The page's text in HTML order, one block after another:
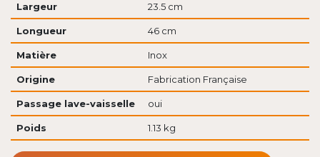
Largeur 23.5 cm
Longueur 46 cm
Matière Inox
Origine Fabrication Française
Passage lave-vaisselle oui
Poids 1.13 kg